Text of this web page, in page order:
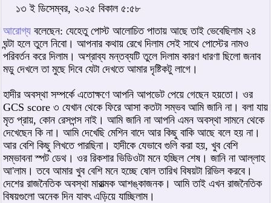
১৩ ই ডিসেম্বর, ২০২৫ বিকাল ৫:৫৮
আরোগ্য বলেছেন: যেহেতু পোস্ট আলোচিত পাতায় আছে তাই ভেবেছিলাম ২৪
ঘন্টা হলে তুলে নিবো। আপনার কথায় রেখে দিলাম সেই সাথে পোস্টের নামও
পরিবর্তন করে দিলাম। অশ্রাব্য মন্তব্যটি তুলে দিলাম কারণ ধারণা ছিলো জনাব
মডু দেখলে তা মুছে দিবে যেটা দেখতে আমার দৃষ্টিকটু লাগে।
হাদীর অবস্থা সম্পর্কে এতোক্ষণে আপনি আপডেট পেয়ে গেছেন হয়তো। ওর
GCS score ৩ যেখান থেকে ফিরে আসা কতটা সম্ভব আমি জানি না। বলা যায়
মৃত প্রায়, কোন রেসপন্স নাই। আমি জানি না আপনি এমন অবস্থা সামনে থেকে
দেখেছেন কি না। আমি দেখেছি মেশিন বাদে আর কিছু বাকি আছে বলে হয় না।
আর বেশি কিছু লিখতে পারছিনা। হাদীকে যেভাবে গুলি করা হয়, খুব বেশি
সম্ভাবনা স্পট ডেথ। ওর রিকশার ভিডিওটা মনে হচ্ছিল শেষ। জানি না আল্লাহ
আ'লাম। তবে আমার খুব বেশি মনে হচ্ছে ষোল তারিখ বিষয়টা রিভিল করবে।
দেশের রাজনৈতিক অবস্থা মারাত্মক আশঙ্কাজনক। আমি তাই এখন রাজনৈতিক
বিষয়গুলো অনেক দিন যাবৎ এড়িয়ে যাচ্ছিলাম।